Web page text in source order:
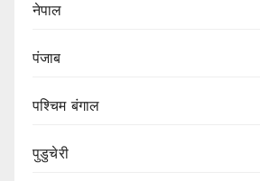
नेपाल
पंजाब
पश्चिम बंगाल
पुडुचेरी